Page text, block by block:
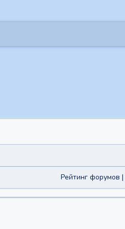
Рейтинг форумов |